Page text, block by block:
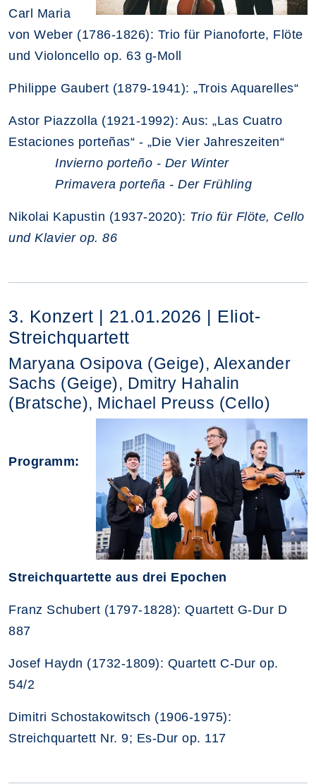
Carl Maria
von Weber (1786-1826): Trio für Pianoforte, Flöte
und Violoncello op. 63 g-Moll
Philippe Gaubert (1879-1941): „Trois Aquarelles“
Astor Piazzolla (1921-1992): Aus: „Las Cuatro
Estaciones porteñas“ - „Die Vier Jahreszeiten“
Invierno porteño - Der Winter
Primavera porteña - Der Frühling
Nikolai Kapustin (1937-2020): Trio für Flöte, Cello
und Klavier op. 86
3. Konzert | 21.01.2026 | Eliot-
Streichquartett
Maryana Osipova (Geige), Alexander
Sachs (Geige), Dmitry Hahalin
(Bratsche), Michael Preuss (Cello)
Programm:
Streichquartette aus drei Epochen
Franz Schubert (1797-1828): Quartett G-Dur D
887
Josef Haydn (1732-1809): Quartett C-Dur op.
54/2
Dimitri Schostakowitsch (1906-1975):
Streichquartett Nr. 9; Es-Dur op. 117